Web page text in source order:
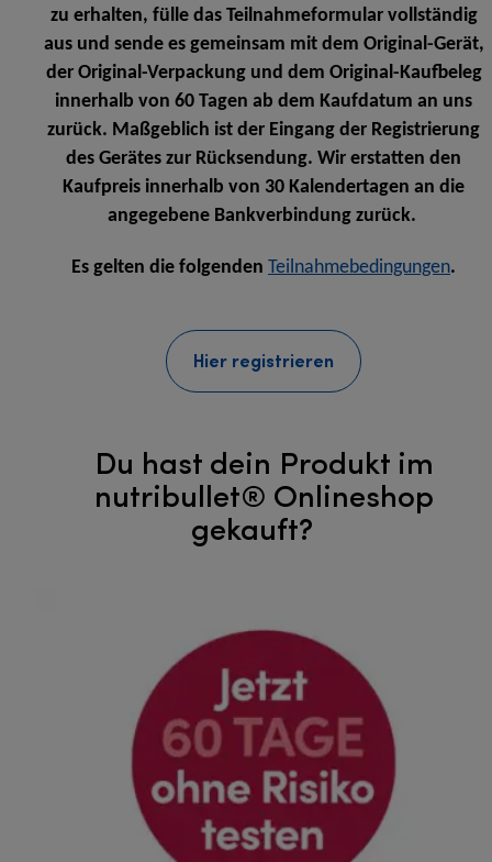
zu erhalten, fülle das Teilnahmeformular vollständig
aus und sende es gemeinsam mit dem Original-Gerät,
der Original-Verpackung und dem Original-Kaufbeleg
innerhalb von 60 Tagen ab dem Kaufdatum an uns
zurück. Maßgeblich ist der Eingang der Registrierung
des Gerätes zur Rücksendung. Wir erstatten den
Kaufpreis innerhalb von 30 Kalendertagen an die
angegebene Bankverbindung zurück.
Es gelten die folgenden Teilnahmebedingungen.
Hier registrieren
Du hast dein Produkt im
nutribullet® Onlineshop
gekauft?